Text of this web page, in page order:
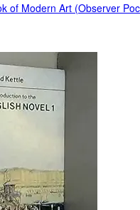
of Modern Art (Observer